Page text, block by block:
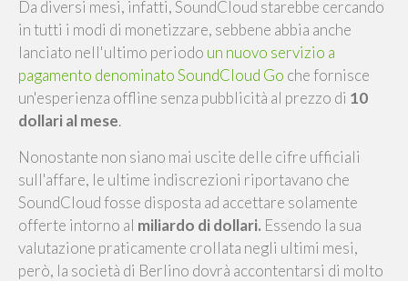
Da diversi mesi, infatti, SoundCloud starebbe cercando
in tutti i modi di monetizzare, sebbene abbia anche
lanciato nell'ultimo periodo un nuovo servizio a
pagamento denominato SoundCloud Go che fornisce
un'esperienza offline senza pubblicità al prezzo di 10
dollari al mese.
Nonostante non siano mai uscite delle cifre ufficiali
sull'affare, le ultime indiscrezioni riportavano che
SoundCloud fosse disposta ad accettare solamente
offerte intorno al miliardo di dollari. Essendo la sua
valutazione praticamente crollata negli ultimi mesi,
però, la società di Berlino dovrà accontentarsi di molto